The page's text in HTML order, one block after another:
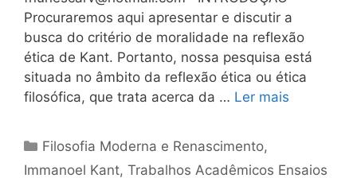
Procuraremos aqui apresentar e discutir a
busca do critério de moralidade na reflexão
ética de Kant. Portanto, nossa pesquisa está
situada no âmbito da reflexão ética ou ética
filosófica, que trata acerca da … Ler mais
Categorias
Filosofia Moderna e Renascimento,
Immanoel Kant, Trabalhos Acadêmicos Ensaios